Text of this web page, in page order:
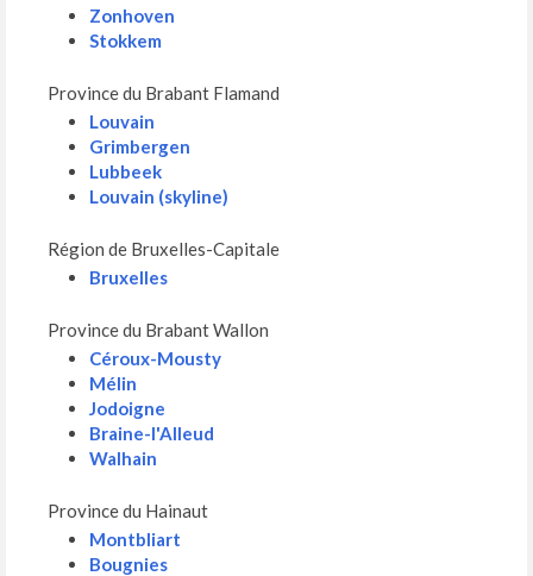
Zonhoven
Stokkem
Province du Brabant Flamand
Louvain
Grimbergen
Lubbeek
Louvain (skyline)
Région de Bruxelles-Capitale
Bruxelles
Province du Brabant Wallon
Céroux-Mousty
Mélin
Jodoigne
Braine-l'Alleud
Walhain
Province du Hainaut
Montbliart
Bougnies